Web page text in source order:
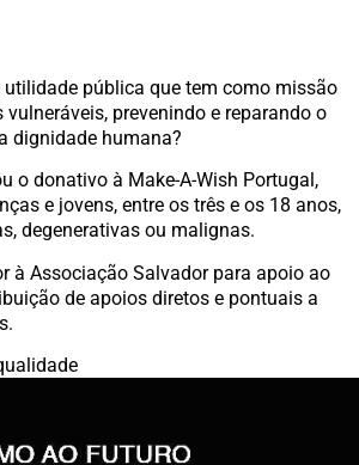
pública que tem como missão
prevenindo e reparando o
dignidade humana?
o donativo à Make-A-Wish Portugal,
e jovens, entre os três e os 18 anos,
degenerativas ou malignas.
à Associação Salvador para apoio ao
de apoios diretos e pontuais a